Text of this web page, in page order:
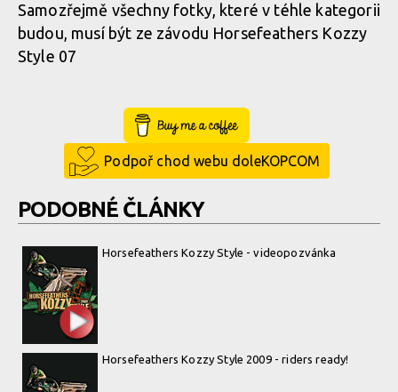
Samozřejmě všechny fotky, které v téhle kategorii
budou, musí být ze závodu Horsefeathers Kozzy
Style 07
Buy Me a Coffee
Podpoř chod webu doleKOPCOM
PODOBNÉ ČLÁNKY
Horsefeathers Kozzy Style - videopozvánka
Horsefeathers Kozzy Style 2009 - riders ready!